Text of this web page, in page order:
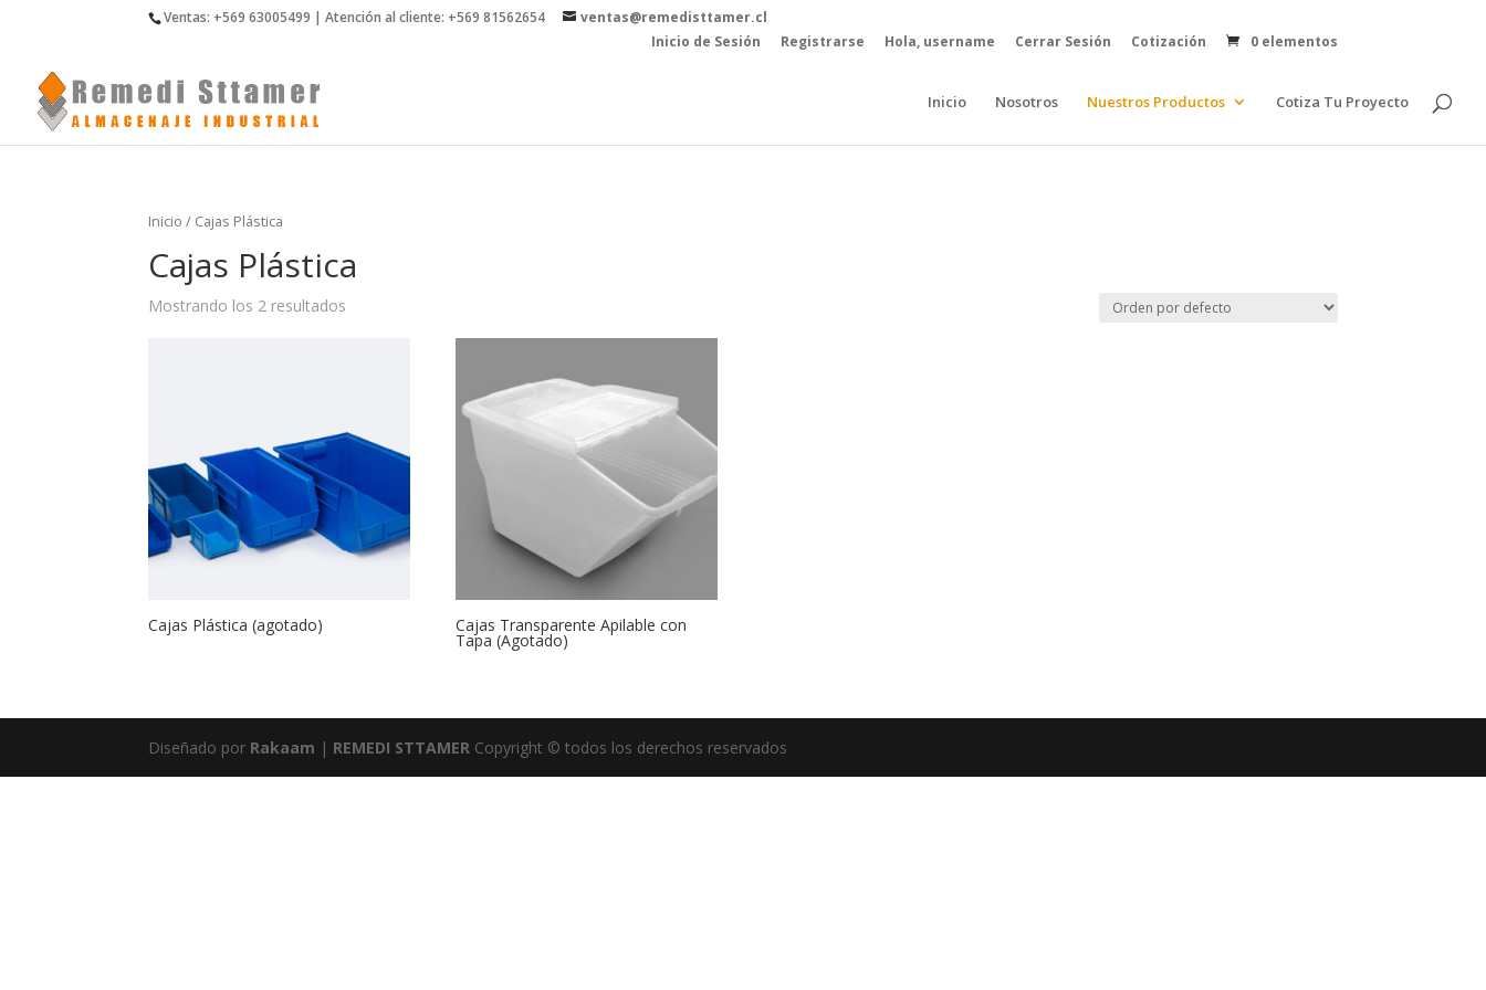
Ventas: +569 63005499 | Atención al cliente: +569 81562654
ventas@remedisttamer.cl
Inicio de Sesión
Registrarse Hola, username Cerrar Sesión Cotización 0 elementos
Inicio Nosotros Nuestros Productos Cotiza Tu Proyecto
Inicio / Cajas Plástica
Cajas Plástica
Mostrando los 2 resultados
Cajas Plástica (agotado) Cajas Transparente Apilable con
Tapa (Agotado)
Diseñado por Rakaam | REMEDI STTAMER Copyright © todos los derechos reservados